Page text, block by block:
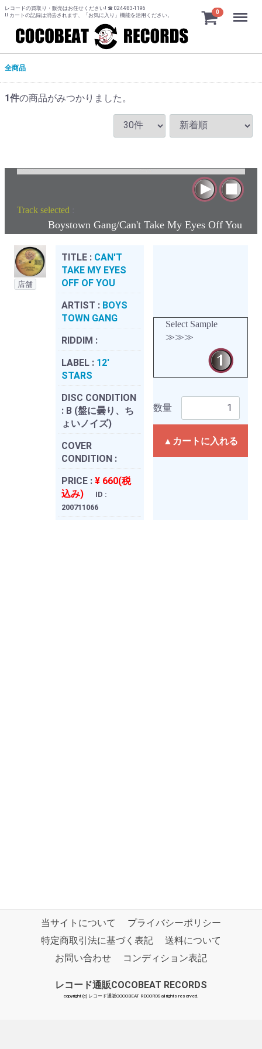
レコードの買取り・販売はお任せください! ☎ 024-983-1196
!! カートの記録は消去されます、「お気に入り」機能を活用ください。
0 Menu
全商品
1件の商品がみつかりました。
Track selected :
Boystown Gang/Can't Take My Eyes Off You
店舗
TITLE : CAN'T
TAKE MY EYES
OFF OF YOU
ARTIST : BOYS
TOWN GANG
RIDDIM :
LABEL : 12'
STARS
DISC CONDITION
: B (盤に曇り、ち
ょいノイズ)
COVER
CONDITION :
PRICE : ¥ 660(税
込み)
ID :
200711066
Select Sample
≫≫≫
数量
▲カートに入れる
当サイトについて
プライバシーポリシー
特定商取引法に基づく表記
送料について
お問い合わせ
コンディション表記
レコード通販COCOBEAT RECORDS
copyright (c) レコード通販COCOBEAT RECORDS all rights reserved.